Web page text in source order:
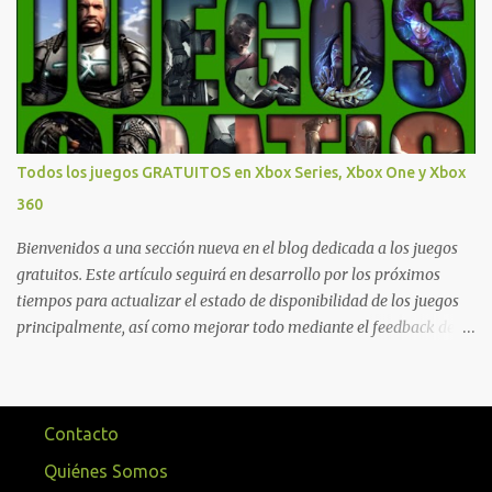
personajes, paquetes de armas hasta emotes, monedas virtuales y
más para diferentes títulos. Todas estas ventajas se pueden
reclamar desde la sección de Game Pass o en tu aplicación de Xbox
yendo directamente a la pestaña de Game Pass. Essential también
ahora sumará el acceso a la Nube de Xbox, el cual nos permitite
jugar una pequeña porción de los juegos de la suscripción
mediante xCloud y más de 600 juegos compatibles si es que los
compramos previamente (con más títulos en camino a ser
compatibles con la función Transmite tu Propios Juegos). Pueden
leer más...
Todos los juegos GRATUITOS en Xbox Series, Xbox One y Xbox
360
Bienvenidos a una sección nueva en el blog dedicada a los juegos
gratuitos. Este artículo seguirá en desarrollo por los próximos
tiempos para actualizar el estado de disponibilidad de los juegos
principalmente, así como mejorar todo mediante el feedback de
ofrecen contenidos limitados o no se encuentran en algunas
regiones de América Latina. Podremos ver una lista más
desarrollada, con vídeos o una descripción de los juegos
disponibles de forma gratuita en Xbox Series, Xbox One y Xbox 360
Contacto
Quiénes Somos